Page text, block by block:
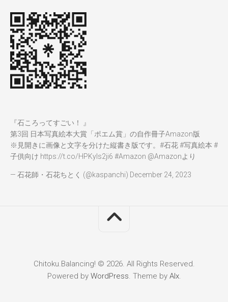
『石ころってすごい！ 』
第3回 日本写真絵本大賞「ポエム賞」の自作冊子Amazon版
※見開きに画像と文字を分けた縦書き版です。 #石花#写真絵本 #
子供向け https://t.co/HPKyIs2ji6 #Amazon @Amazonより
— 石花師・石花ちとく (@kaspanchi) December 24, 2023
Chitoku.Balancing! © 2026. All Rights Reserved.
Powered by WordPress. Theme by Alx.